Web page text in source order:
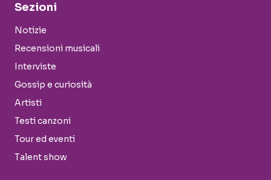
Sezioni
Notizie
Recensioni musicali
Interviste
Gossip e curiosità
Artisti
Testi canzoni
Tour ed eventi
Talent show